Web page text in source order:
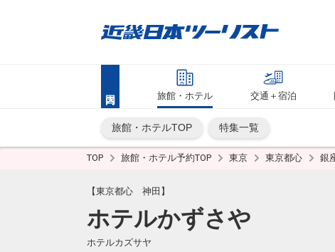
旅館・ホテル 交通＋宿泊
旅館・ホテルTOP 特集一覧
TOP 旅館・ホテル予約TOP 東京 東京都心 銀
【東京都心 神田】
ホテルかずさや
ホテルカズサヤ